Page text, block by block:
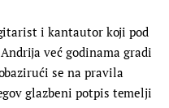
i kantautor koji pod
već godinama gradi
se na pravila
glazbeni potpis temelji